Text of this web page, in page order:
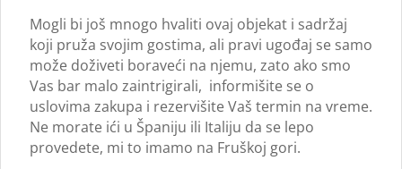
Mogli bi još mnogo hvaliti ovaj objekat i sadržaj
koji pruža svojim gostima, ali pravi ugođaj se samo
može doživeti boraveći na njemu, zato ako smo
Vas bar malo zaintrigirali, informišite se o
uslovima zakupa i rezervišite Vaš termin na vreme.
Ne morate ići u Španiju ili Italiju da se lepo
provedete, mi to imamo na Fruškoj gori.